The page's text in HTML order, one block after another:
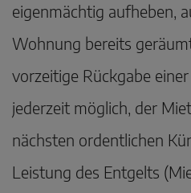
eigenmächtig aufheben,
Wohnung bereits
vorzeitige Rückgabe
jederzeit möglich, der
nächsten ordentlichen
Leistung des Entgelts